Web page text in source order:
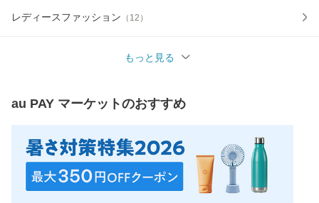
レディースファッション （ 12 ）
もっと見る
au PAY マーケットのおすすめ